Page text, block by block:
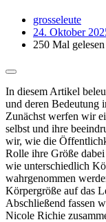
grosseleute
24. Oktober
250 Mal gelesen
In diesem Artikel
und deren Bedeutung
Zunächst werfen wir
selbst und ihre
wir, wie die
Rolle ihre Größe
wie unterschiedlich
wahrgenommen
Körpergröße auf das
Abschließend fassen
Nicole Richie